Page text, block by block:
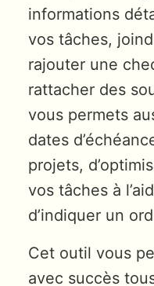
informations
vos tâches,
rajouter une
rattacher des
vous permets
dates
projets,
vos tâches à
d’indiquer un
Cet outil vous
avec succès